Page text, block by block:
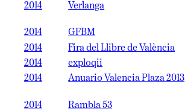
2014
Verlanga
2014
GFBM
2014
Fira del Llibre de València
2014
exploqii
2014
Anuario Valencia Plaza 2013
2014
Rambla 53